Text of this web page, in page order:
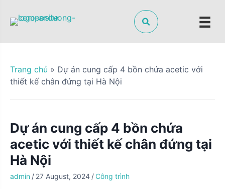
p
Trang chủ » Dự án cung cấp 4 bồn chứa acetic với
thiết kế chân đứng tại Hà Nội
Dự án cung cấp 4 bồn chứa
acetic với thiết kế chân đứng tại
Hà Nội
admin / 27 August, 2024 /Công trình